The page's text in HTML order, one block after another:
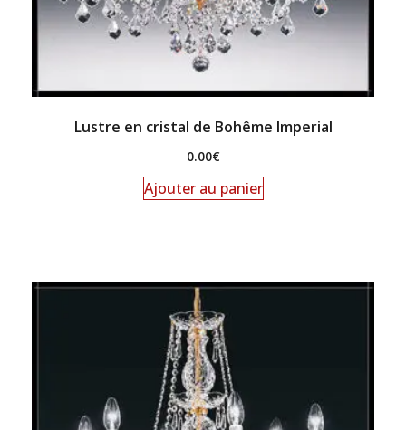
Lustre en cristal de Bohême Imperial
0.00€
Ajouter au panier